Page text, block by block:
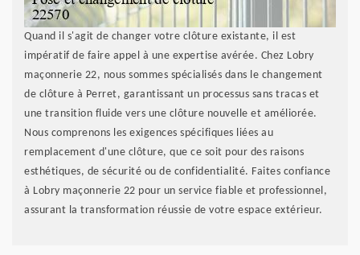
Quand il s'agit de changer votre clôture existante, il est
impératif de faire appel à une expertise avérée. Chez Lobry
maçonnerie 22, nous sommes spécialisés dans le changement
de clôture à Perret, garantissant un processus sans tracas et
une transition fluide vers une clôture nouvelle et améliorée.
Nous comprenons les exigences spécifiques liées au
remplacement d'une clôture, que ce soit pour des raisons
esthétiques, de sécurité ou de confidentialité. Faites confiance
à Lobry maçonnerie 22 pour un service fiable et professionnel,
assurant la transformation réussie de votre espace extérieur.